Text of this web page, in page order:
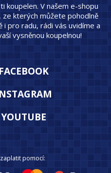
koupelen. V našem e-shopu
kterých můžete pohodlně
i pro radu, rádi vás uvidíme a
vysněnou koupelnou!
pomocí: